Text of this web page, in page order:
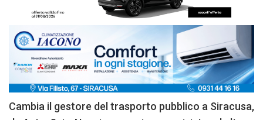
Cambia il gestore del trasporto pubblico a Siracusa,